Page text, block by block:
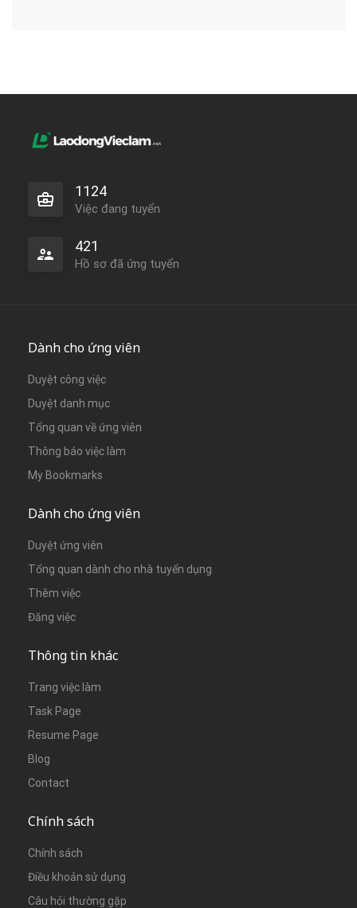
1124
Việc đang tuyển
421
Hồ sơ đã ứng tuyển
Dành cho ứng viên
Duyệt công việc
Duyệt danh mục
Tổng quan về ứng viên
Thông báo việc làm
My Bookmarks
Dành cho ứng viên
Duyệt ứng viên
Tổng quan dành cho nhà tuyển dụng
Thêm việc
Đăng việc
Thông tin khác
Trang việc làm
Task Page
Resume Page
Blog
Contact
Chính sách
Chính sách
Điều khoản sử dụng
Câu hỏi thường gặp